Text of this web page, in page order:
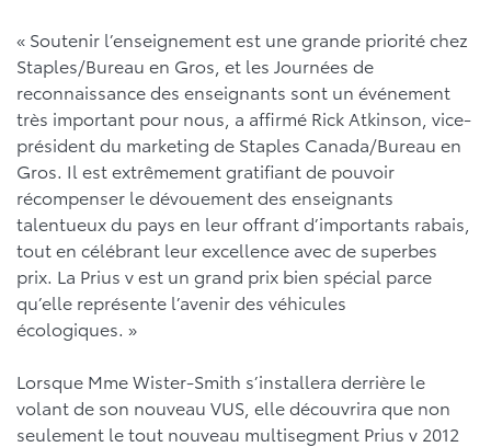
« Soutenir l’enseignement est une grande priorité chez
Staples/Bureau en Gros, et les Journées de
reconnaissance des enseignants sont un événement
très important pour nous, a affirmé Rick Atkinson, vice-
président du marketing de Staples Canada/Bureau en
Gros. Il est extrêmement gratifiant de pouvoir
récompenser le dévouement des enseignants
talentueux du pays en leur offrant d’importants rabais,
tout en célébrant leur excellence avec de superbes
prix. La Prius v est un grand prix bien spécial parce
qu’elle représente l’avenir des véhicules
écologiques. »
Lorsque Mme Wister-Smith s’installera derrière le
volant de son nouveau VUS, elle découvrira que non
seulement le tout nouveau multisegment Prius v 2012